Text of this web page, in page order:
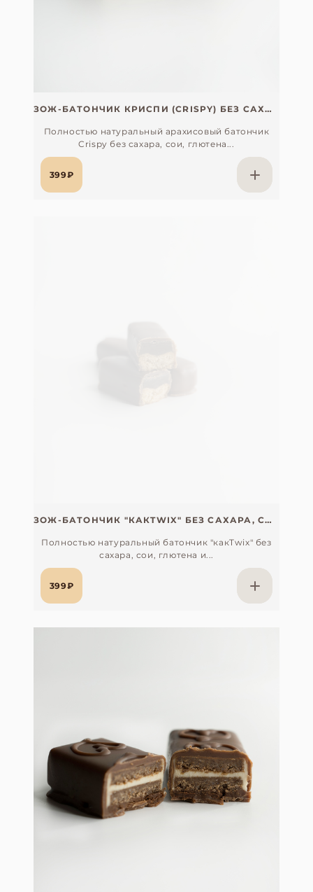
ЗОЖ-БАТОНЧИК КРИСПИ (CRISPY) БЕЗ САХАРА, СОИ, ГЛЮТЕНА И ЛАКТОЗЫ
Полностью натуральный арахисовый батончик
Crispy без сахара, сои, глютена...
399₽
ЗОЖ-БАТОНЧИК "КАКTWIX" БЕЗ САХАРА, СОИ, ГЛЮТЕНА И ЛАКТОЗЫ C ХОДЖИЧА
Полностью натуральный батончик "какTwix" без
сахара, сои, глютена и...
399₽